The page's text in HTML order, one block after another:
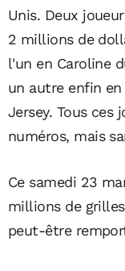
Unis. Deux
2 millions de
l'un en Caroline
un autre enfin
Jersey. Tous ces
numéros, mais
Ce samedi 23
millions de
peut-être